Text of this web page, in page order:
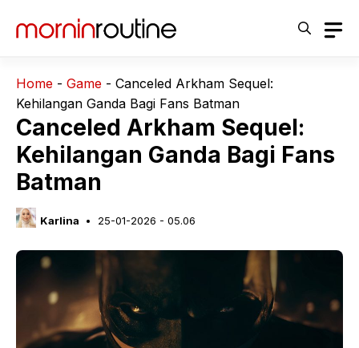
Home - Game - Canceled Arkham Sequel:
Kehilangan Ganda Bagi Fans Batman
Canceled Arkham Sequel:
Kehilangan Ganda Bagi Fans
Batman
Karlina 25-01-2026 - 05.06